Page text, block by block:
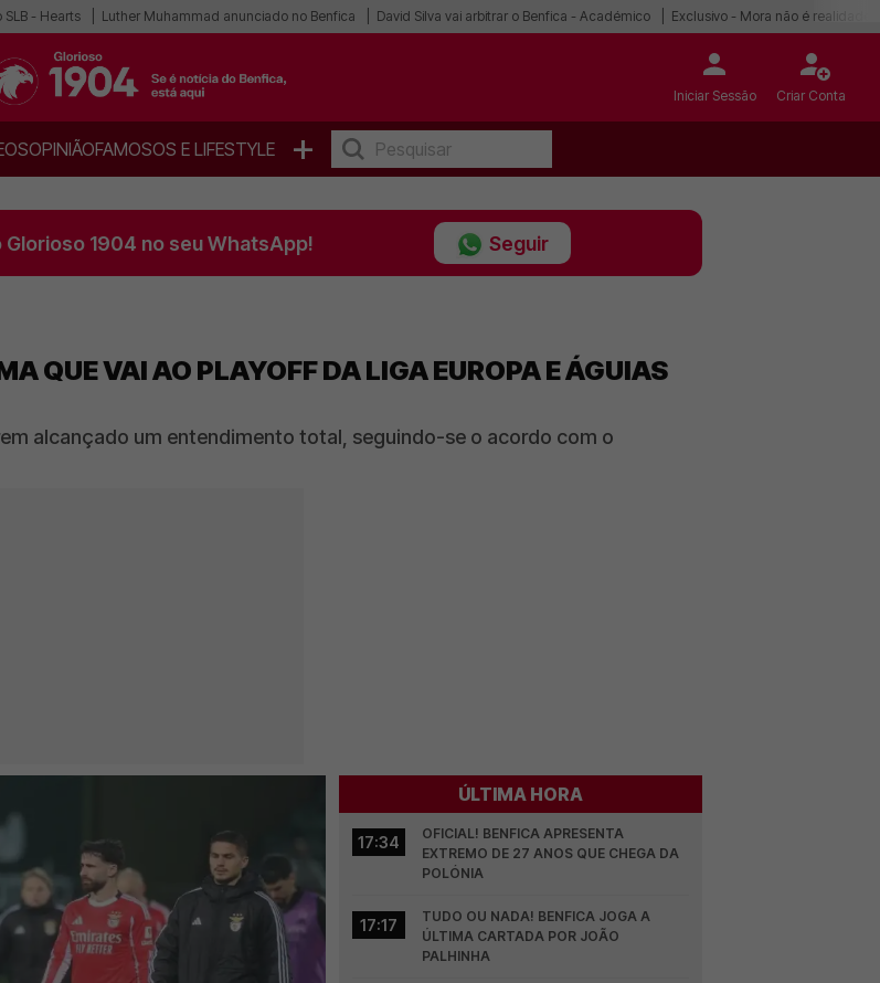
- Hearts Luther Muhammad anunciado no Benfica David Silva vai arbitrar o Benfica - Académico Exclusivo - Mora não é realidade
Iniciar Sessão Criar Conta
OPINIÃOFAMOSOS E LIFESTYLE +
1904 no seu WhatsApp! Seguir
QUE VAI AO PLAYOFF DA LIGA EUROPA E ÁGUIAS
alcançado um entendimento total, seguindo-se o acordo com o
ÚLTIMA HORA
17:34
OFICIAL! BENFICA APRESENTA
EXTREMO DE 27 ANOS QUE CHEGA DA
POLÓNIA
17:17
TUDO OU NADA! BENFICA JOGA A
ÚLTIMA CARTADA POR JOÃO
PALHINHA